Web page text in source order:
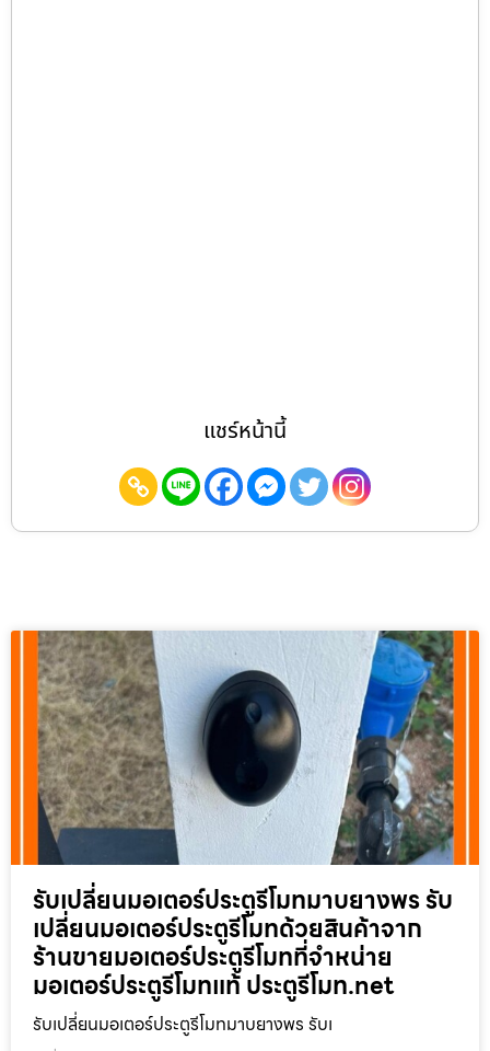
แชร์หน้านี้
รับเปลี่ยนมอเตอร์ประตูรีโมทมาบยางพร รับ
เปลี่ยนมอเตอร์ประตูรีโมทด้วยสินค้าจาก
ร้านขายมอเตอร์ประตูรีโมทที่จำหน่าย
มอเตอร์ประตูรีโมทแท้ ประตูรีโมท.net
รับเปลี่ยนมอเตอร์ประตูรีโมทมาบยางพร รับเ